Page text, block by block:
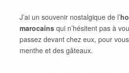
J’ai un souvenir nostalgique de l’
marocains qui n’hésitent pas à
passez devant chez eux, pour
menthe et des gâteaux.